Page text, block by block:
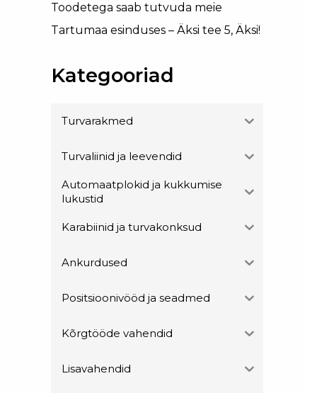
Toodetega saab tutvuda meie
Tartumaa esinduses – Äksi tee 5, Äksi!
Kategooriad
Turvarakmed
Turvaliinid ja leevendid
Automaatplokid ja kukkumise
lukustid
Karabiinid ja turvakonksud
Ankurdused
Positsioonivööd ja seadmed
Kõrgtööde vahendid
Lisavahendid